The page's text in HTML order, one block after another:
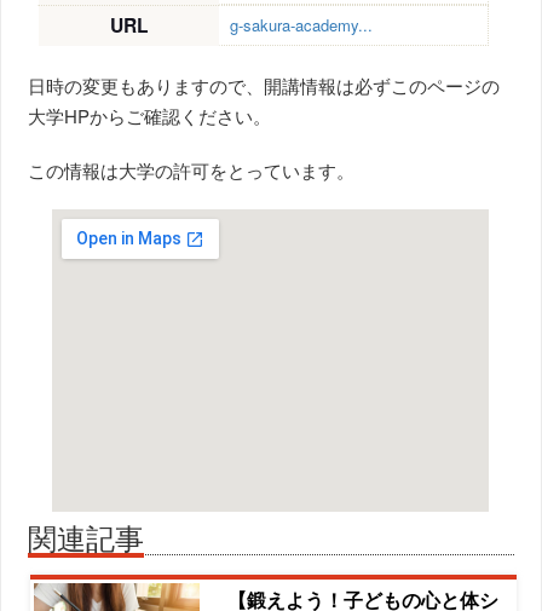
URL g-sakura-academy...
日時の変更もありますので、開講情報は必ずこのページの
大学HPからご確認ください。
この情報は大学の許可をとっています。
関連記事
【鍛えよう！子どもの心と体シ